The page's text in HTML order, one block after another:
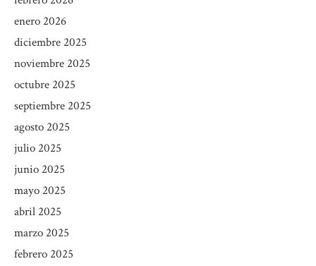
enero 2026
diciembre 2025
noviembre 2025
octubre 2025
septiembre 2025
agosto 2025
julio 2025
junio 2025
mayo 2025
abril 2025
marzo 2025
febrero 2025